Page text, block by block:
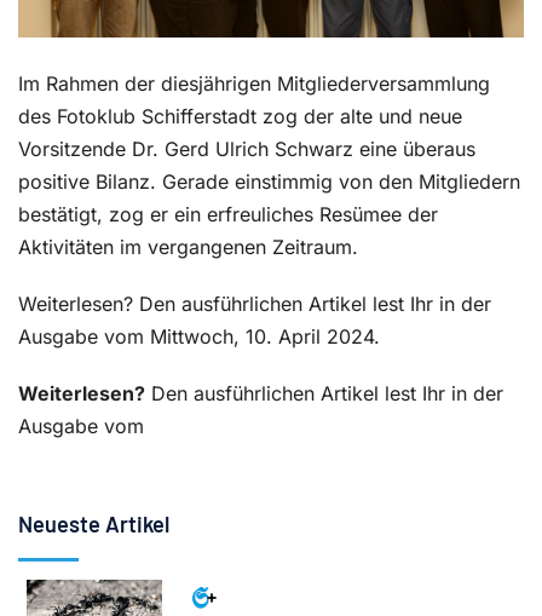
Im Rahmen der diesjährigen Mitgliederversammlung
des Fotoklub Schifferstadt zog der alte und neue
Vorsitzende Dr. Gerd Ulrich Schwarz eine überaus
positive Bilanz. Gerade einstimmig von den Mitgliedern
bestätigt, zog er ein erfreuliches Resümee der
Aktivitäten im vergangenen Zeitraum.
Weiterlesen? Den ausführlichen Artikel lest Ihr in der
Ausgabe vom Mittwoch, 10. April 2024.
Weiterlesen? Den ausführlichen Artikel lest Ihr in der
Ausgabe vom
Neueste Artikel